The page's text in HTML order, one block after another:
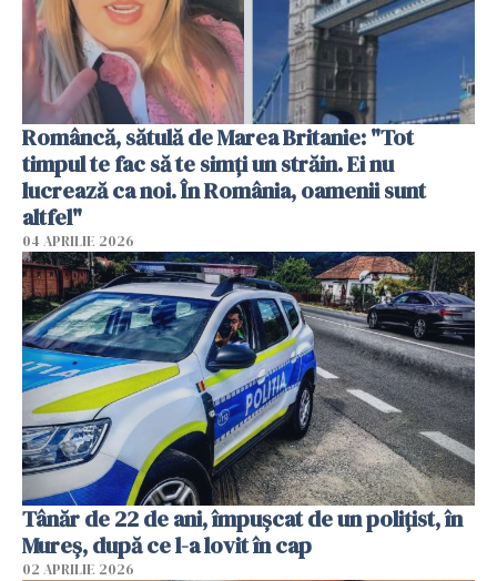
Româncă, sătulă de Marea Britanie: "Tot
timpul te fac să te simți un străin. Ei nu
lucrează ca noi. În România, oamenii sunt
altfel"
04 APRILIE 2026
Tânăr de 22 de ani, împușcat de un polițist, în
Mureș, după ce l-a lovit în cap
02 APRILIE 2026